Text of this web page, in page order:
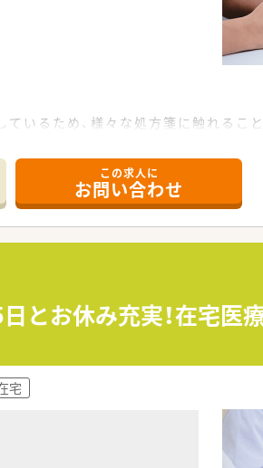
いるため、様々な処方箋に触れるこ
企業です。
、長く落ち着いてご活躍いただける
この求人に
お問い合わせ
とお休み充実！在宅医
宅